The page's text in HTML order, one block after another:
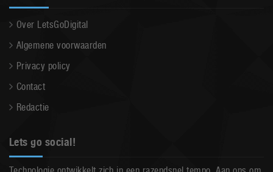
Over LetsGoDigital
Algemene voorwaarden
Privacy policy
Contact
Redactie
Lets go social!